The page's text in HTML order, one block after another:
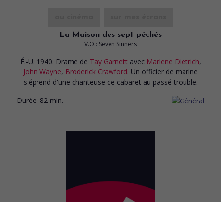
La Maison des sept péchés
V.O.: Seven Sinners
É.-U. 1940. Drame de Tay Garnett avec Marlene Dietrich,
John Wayne, Broderick Crawford. Un officier de marine
s'éprend d'une chanteuse de cabaret au passé trouble.
Durée: 82 min.